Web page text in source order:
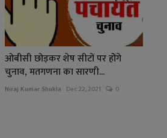
ओबीसी छोड़कर शेष सीटों पर होेंगे
चुनाव, मतगणना का सारणी...
Niraj Kumar Shukla Dec 22, 2021 0